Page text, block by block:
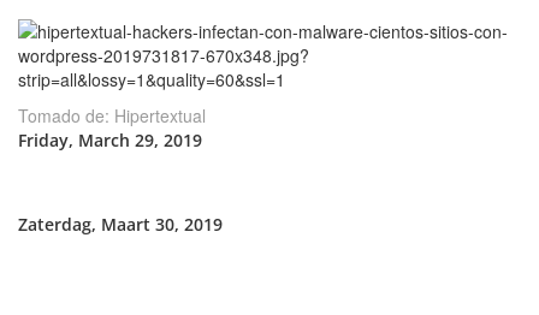
Tomado de: Hipertextual
Friday, March 29, 2019
Zaterdag, Maart 30, 2019